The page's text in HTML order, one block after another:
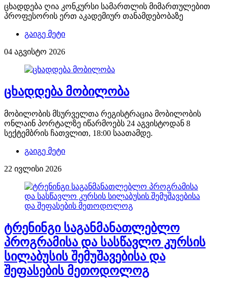
ცხადდება ღია კონკურსი სამართლის მიმართულებით
პროფესორის ერთ აკადემიურ თანამდებობაზე
გაიგე მეტი
04 აგვისტო 2026
ცხადდება მობილობა
მობილობის მსურველთა რეგისტრაცია მობილობის
ონლაინ პორტალზე იწარმოებს 24 აგვისტოდან 8
სექტემბრის ჩათვლით, 18:00 საათამდე.
გაიგე მეტი
22 ივლისი 2026
ტრენინგი საგანმანათლებლო
პროგრამისა და სასწავლო კურსის
სილაბუსის შემუშავებისა და
შეფასების მეთოდოლოგ